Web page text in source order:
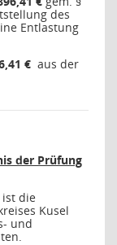
des
Entlastung
€ aus der
der Prüfung
ist die
Kusel
und